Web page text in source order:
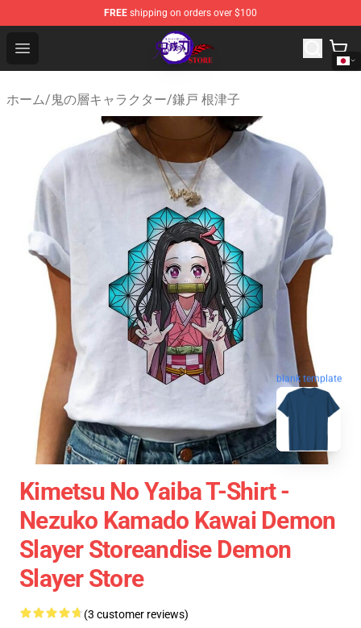
FREE shipping on orders over $100
Open menu
Kimetsu no Yaiba Store - Official Kimetsu no Yaiba
ホーム/鬼の層キャラクター/鎌戸 根津子
blank template
Kimetsu No Yaiba T-Shirt -
Nezuko Kamado Kawai Demon
Slayer Storeandise Demon
Slayer Store
(3 customer reviews)